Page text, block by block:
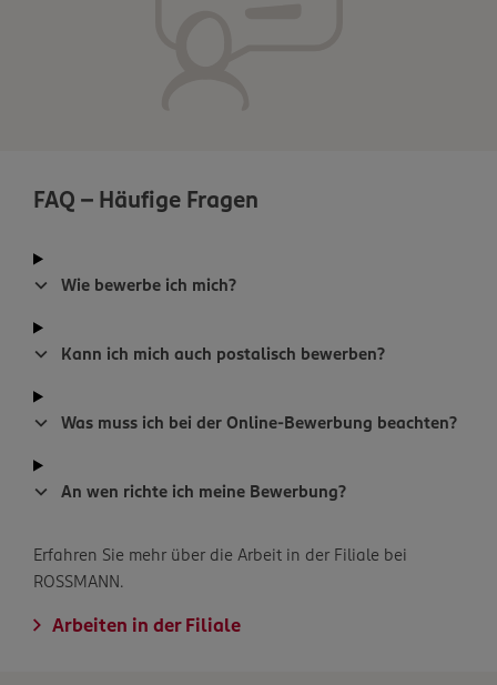
FAQ - Häufige Fragen
Wie bewerbe ich mich?
Kann ich mich auch postalisch bewerben?
Was muss ich bei der Online-Bewerbung beachten?
An wen richte ich meine Bewerbung?
Erfahren Sie mehr über die Arbeit in der Filiale bei
ROSSMANN.
Arbeiten in der Filiale